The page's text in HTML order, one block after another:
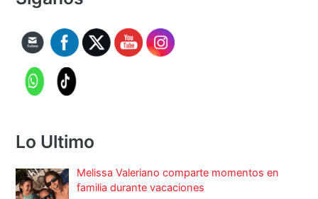
Lo Ultimo
Melissa Valeriano comparte momentos en
familia durante vacaciones